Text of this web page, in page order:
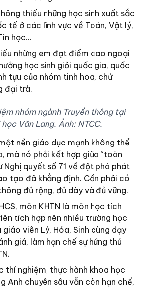
thiếu những học sinh xuất sắc
tế ở các lĩnh vực về Toán, Vật lý,
học...
những em đạt điểm cao ngoại
học sinh giỏi quốc gia, quốc
tựu của nhóm tinh hoa, chứ
đại trà.
nhóm ngành Truyền thông tại
Văn Lang. Ảnh: NTCC.
nền giáo dục mạnh không thể
mà nó phải kết hợp giữa “toàn
Nghị quyết số 71 về đột phá phát
tạo đã khẳng định. Cần phải có
đủ rộng, đủ dày và đủ vững.
môn KHTN là môn học tích
tích hợp nên nhiều trường học
viên Lý, Hóa, Sinh cùng dạy
giá, làm hạn chế sự hứng thú
thí nghiệm, thực hành khoa học
Anh chuyên sâu vẫn còn hạn chế,